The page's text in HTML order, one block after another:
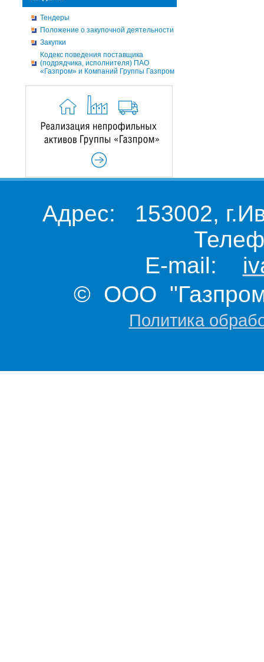
Тендеры
Положение о закупочной деятельности
Закупки
Кодекс поведения поставщика
(подрядчика, исполнителя) ПАО
«Газпром» и Компаний Группы Газпром
Адрес: 153002,
E-mail:
© ООО "Газпром
Политика